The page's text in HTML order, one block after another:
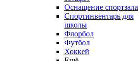
Оснащение спортзала
Спортинвентарь для
школы
Флорбол
Футбол
Хоккей